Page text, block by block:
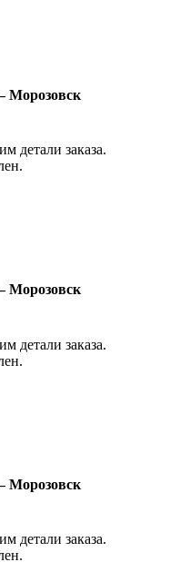
Морозовск
детали заказа.
Морозовск
детали заказа.
Морозовск
детали заказа.